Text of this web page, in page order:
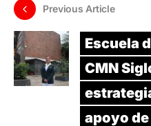
Previous Article
Escuela
CMN
apoyo